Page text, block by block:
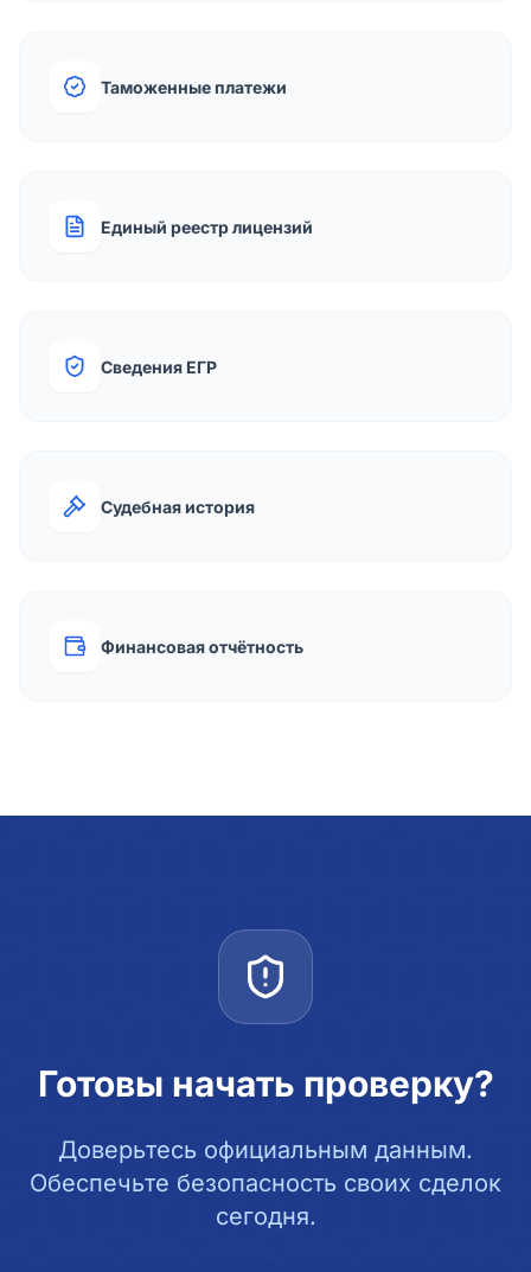
Таможенные платежи
Единый реестр лицензий
Сведения ЕГР
Судебная история
Финансовая отчётность
Готовы начать проверку?
Доверьтесь официальным данным.
Обеспечьте безопасность своих сделок
сегодня.